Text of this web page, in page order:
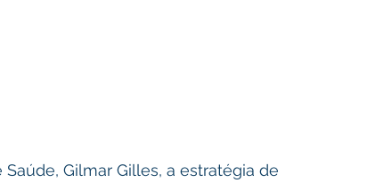
Gilmar Gilles, a estratégia de